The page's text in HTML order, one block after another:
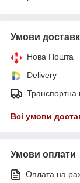
Умови
Нова Пошта
Delivery
Транспортна
Всі умови
Умови оплати
Оплата на